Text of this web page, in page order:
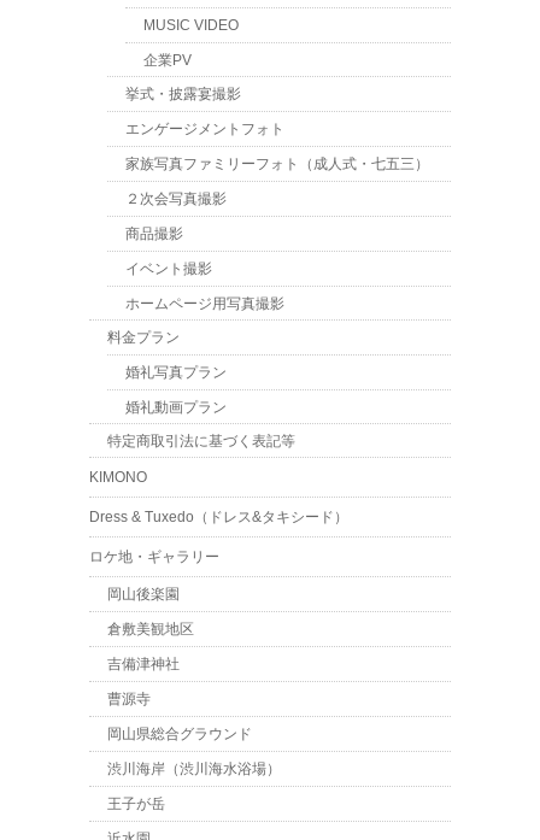
MUSIC VIDEO
企業PV
挙式・披露宴撮影
エンゲージメントフォト
家族写真ファミリーフォト（成人式・七五三）
２次会写真撮影
商品撮影
イベント撮影
ホームページ用写真撮影
料金プラン
婚礼写真プラン
婚礼動画プラン
特定商取引法に基づく表記等
KIMONO
Dress & Tuxedo（ドレス&タキシード）
ロケ地・ギャラリー
岡山後楽園
倉敷美観地区
吉備津神社
曹源寺
岡山県総合グラウンド
渋川海岸（渋川海水浴場）
王子が岳